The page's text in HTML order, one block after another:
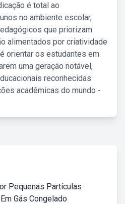
é total ao
no ambiente escolar,
que priorizam
alimentados por criatividade
orientar os estudantes em
uma geração notável,
reconhecidas
acadêmicas do mundo -
Pequenas Partículas
Gás Congelado